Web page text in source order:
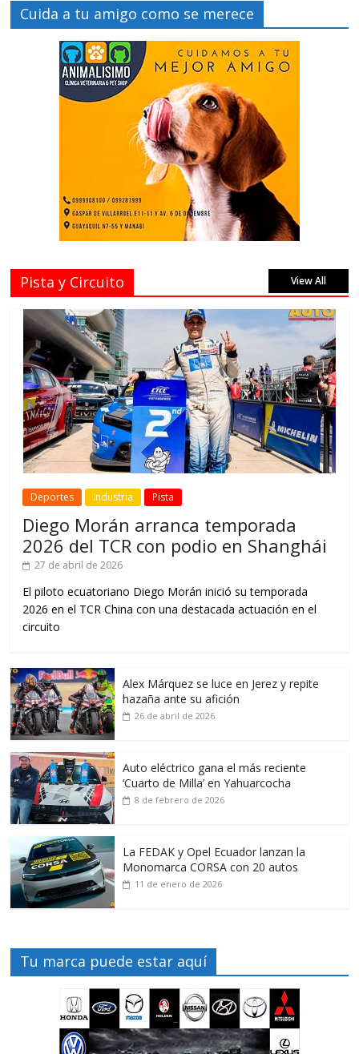
Cuida a tu amigo como se merece
Pista y Circuito View All
Deportes Industria Pista
Diego Morán arranca temporada
2026 del TCR con podio en Shanghái
27 de abril de 2026
El piloto ecuatoriano Diego Morán inició su temporada
2026 en el TCR China con una destacada actuación en el
circuito
Alex Márquez se luce en Jerez y repite
hazaña ante su afición
26 de abril de 2026
Auto eléctrico gana el más reciente
‘Cuarto de Milla’ en Yahuarcocha
8 de febrero de 2026
La FEDAK y Opel Ecuador lanzan la
Monomarca CORSA con 20 autos
11 de enero de 2026
Tu marca puede estar aquí